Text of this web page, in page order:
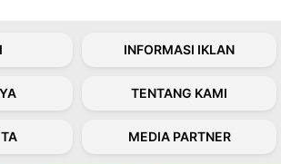
INFORMASI IKLAN
TENTANG KAMI
MEDIA PARTNER